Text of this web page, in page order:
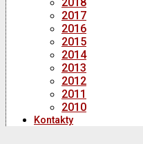
2017
2016
2015
2014
2013
2012
2011
2010
Kontakty